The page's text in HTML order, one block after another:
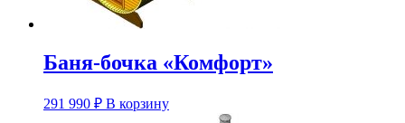
Баня-бочка «Комфорт»
291 990 ₽ В корзинуЭтот